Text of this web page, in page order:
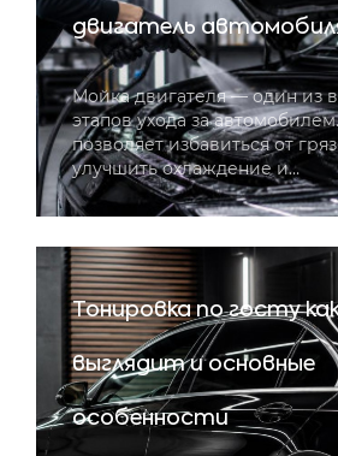
двигатель
Мойка двигателя — один из
этапов ухода за
позволяет избавиться от
улучшить охлаждение и…
Тонировка по госту
выглядит и основные
особенности